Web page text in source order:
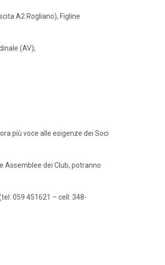
A2 Rogliano), Figline
(AV);
più voce alle esigenze dei Soci
Assemblee dei Club, potranno
059 451621 – cell: 348-